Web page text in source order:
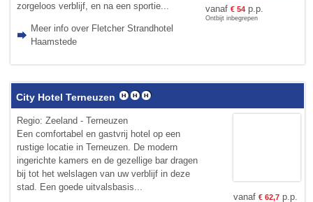
zorgeloos verblijf, en na een sportie...
Meer info over Fletcher Strandhotel
Haamstede
vanaf € 54p.p.
Ontbijt inbegrepen
City Hotel Terneuzen
Regio: Zeeland - Terneuzen
Een comfortabel en gastvrij hotel op een
rustige locatie in Terneuzen. De modern
ingerichte kamers en de gezellige bar dragen
bij tot het welslagen van uw verblijf in deze
stad. Een goede uitvalsbasis...
vanaf€62,7 p.p.